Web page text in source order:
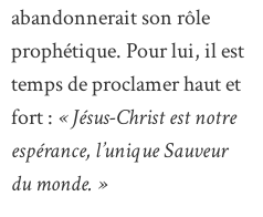
abandonnerait son rôle
prophétique. Pour lui, il est
temps de proclamer haut et
fort : « Jésus-Christ est notre
espérance, l’unique Sauveur
du monde. »